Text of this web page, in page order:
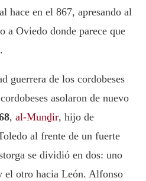
hace en el 867, apresando al
a Oviedo donde parece que
guerrera de los cordobeses
asolaron de nuevo
, al-Munḏir, hijo de
al frente de un fuerte
se dividió en dos: uno
el otro hacia León. Alfonso